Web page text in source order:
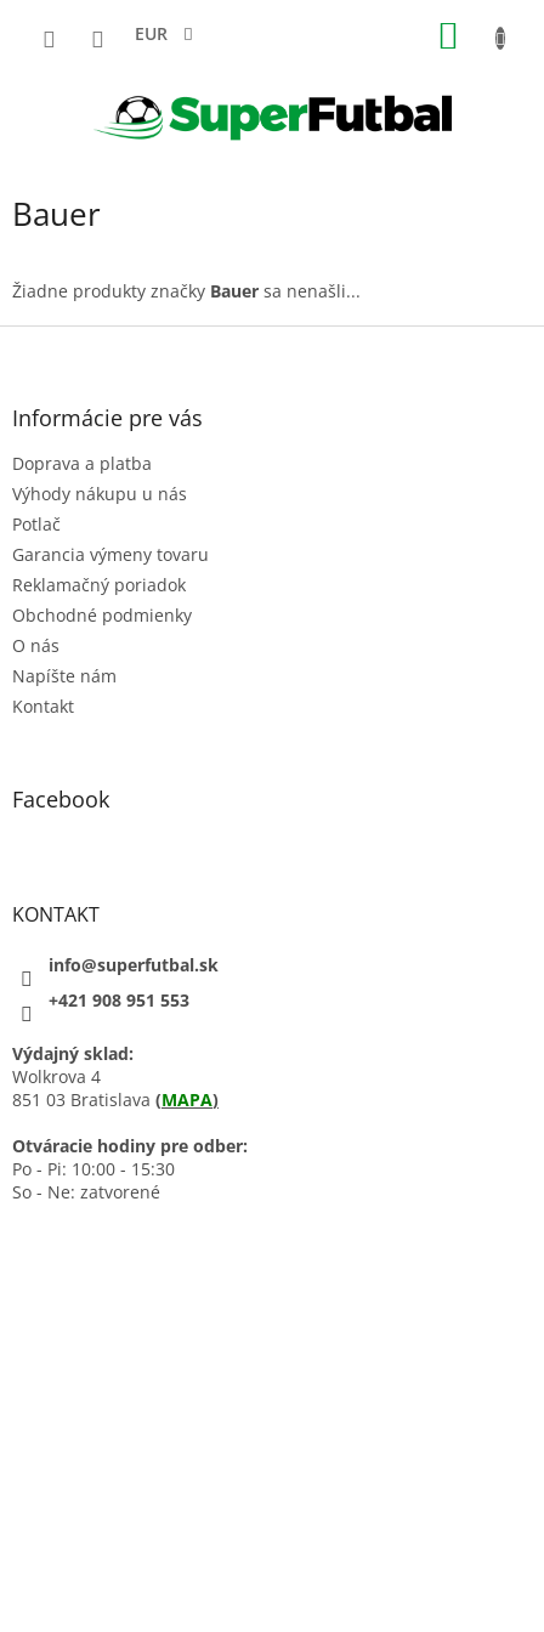
EUR
Bauer
Žiadne produkty značky Bauer sa nenašli...
Z
Informácie pre vás
Doprava a platba
Výhody nákupu u nás
Potlač
Garancia výmeny tovaru
Reklamačný poriadok
Obchodné podmienky
O nás
Napíšte nám
Kontakt
Facebook
KONTAKT
info@superfutbal.sk
+421 908 951 553
Výdajný sklad:
Wolkrova 4
851 03 Bratislava (MAPA)
Otváracie hodiny pre odber:
Po - Pi: 10:00 - 15:30
So - Ne: zatvorené